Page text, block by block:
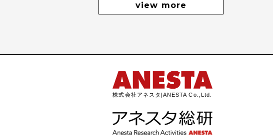
view more
株式会社アネスタ|ANESTA Co.,Ltd.